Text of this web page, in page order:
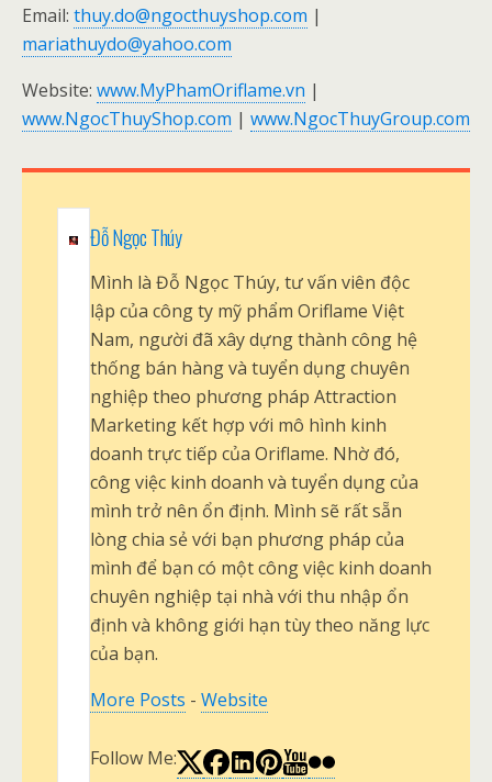
Email: thuy.do@ngocthuyshop.com |
mariathuydo@yahoo.com
Website: www.MyPhamOriflame.vn |
www.NgocThuyShop.com | www.NgocThuyGroup.com
Đỗ Ngọc Thúy
Mình là Đỗ Ngọc Thúy, tư vấn viên độc
lập của công ty mỹ phẩm Oriflame Việt
Nam, người đã xây dựng thành công hệ
thống bán hàng và tuyển dụng chuyên
nghiệp theo phương pháp Attraction
Marketing kết hợp với mô hình kinh
doanh trực tiếp của Oriflame. Nhờ đó,
công việc kinh doanh và tuyển dụng của
mình trở nên ổn định. Mình sẽ rất sẵn
lòng chia sẻ với bạn phương pháp của
mình để bạn có một công việc kinh doanh
chuyên nghiệp tại nhà với thu nhập ổn
định và không giới hạn tùy theo năng lực
của bạn.
More Posts -Website
Follow Me: